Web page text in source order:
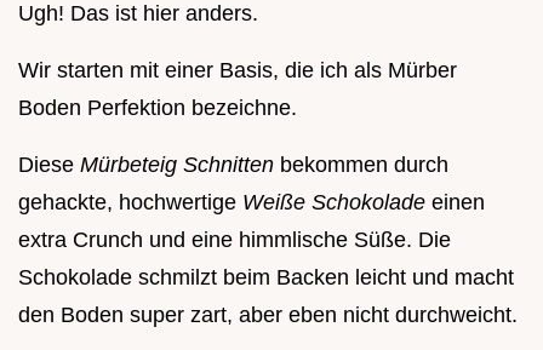
Ugh! Das ist hier anders.
Wir starten mit einer Basis, die ich als Mürber
Boden Perfektion bezeichne.
Diese Mürbeteig Schnitten bekommen durch
gehackte, hochwertige Weiße Schokolade einen
extra Crunch und eine himmlische Süße. Die
Schokolade schmilzt beim Backen leicht und macht
den Boden super zart, aber eben nicht durchweicht.